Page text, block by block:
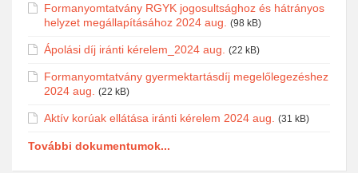
Formanyomtatvány RGYK jogosultsághoz és hátrányos
helyzet megállapításához 2024 aug.
(98 kB)
Ápolási díj iránti kérelem_2024 aug. (22 kB)
Formanyomtatvány gyermektartásdíj megelőlegezéshez
2024 aug.
(22 kB)
Aktív korúak ellátása iránti kérelem 2024 aug. (31 kB)
További dokumentumok...